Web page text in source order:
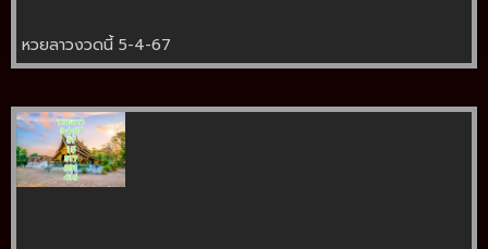
หวยลาวงวดนี้ 5-4-67